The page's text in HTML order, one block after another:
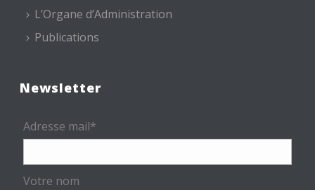
L’Organe d’Administration
Publications
Newsletter
Adresse mail*
Votre nom